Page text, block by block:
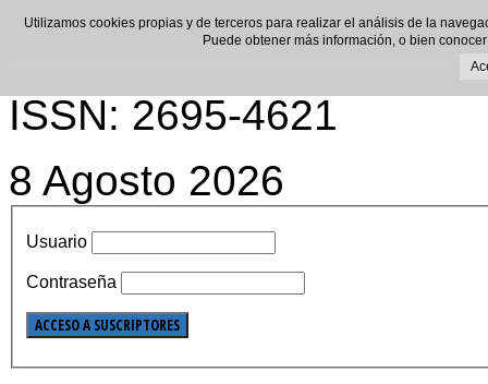
ISSN: 2695-4621
8 Agosto 2026
Usuario
Contraseña
Utilizamos cookies propias y de terceros para realizar el análisis de la
Puede obtener más información, o bien